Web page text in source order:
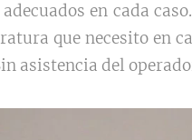
en cada
que necesito en
asistencia del